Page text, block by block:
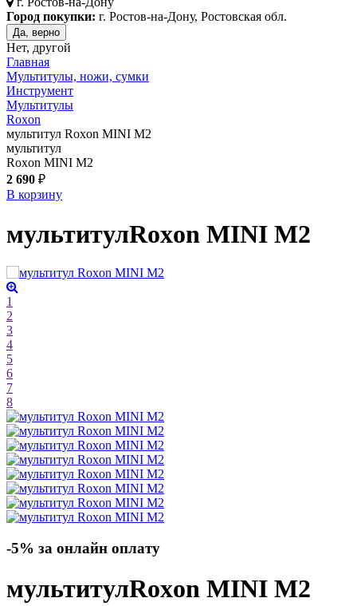
Город покупки: г. Ростов-на-Дону, Ростовская обл.
Да, верно
Нет, другой
Главная
Мультитулы, ножи, сумки
Инструмент
Мультитулы
Roxon
мультитул Roxon MINI M2
мультитул
Roxon MINI M2
2 690 ₽
В корзину
мультитулRoxon MINI M2
1
2
3
4
5
6
7
8
-5% за онлайн оплату
мультитулRoxon MINI M2